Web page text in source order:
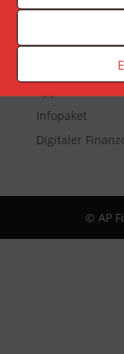
Newsletter
Infopaket
Digitaler
© AP